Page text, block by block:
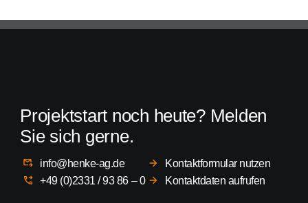
Projektstart noch heute? Melden
Sie sich gerne.
info@henke-ag.de
+49 (0)2331 / 93 86 – 0
Kontaktformular nutzen
Kontaktdaten aufrufen